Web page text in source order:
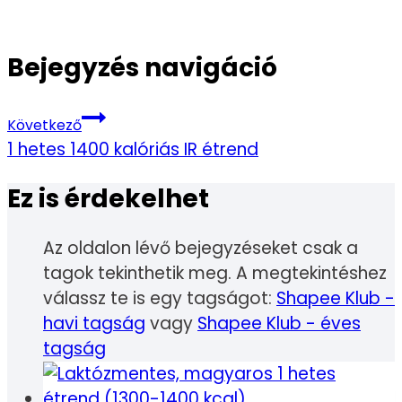
Bejegyzés navigáció
Következő
1 hetes 1400 kalóriás IR étrend
Ez is érdekelhet
Az oldalon lévő bejegyzéseket csak a
tagok tekinthetik meg. A megtekintéshez
válassz te is egy tagságot: Shapee Klub -
havi tagság vagyShapee Klub - éves
tagság